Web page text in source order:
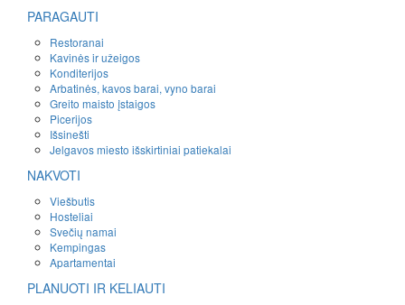
PARAGAUTI
Restoranai
Kavinės ir užeigos
Konditerijos
Arbatinės, kavos barai, vyno barai
Greito maisto įstaigos
Picerijos
Išsinešti
Jelgavos miesto išskirtiniai patiekalai
NAKVOTI
Viešbutis
Hosteliai
Svečių namai
Kempingas
Apartamentai
PLANUOTI IR KELIAUTI